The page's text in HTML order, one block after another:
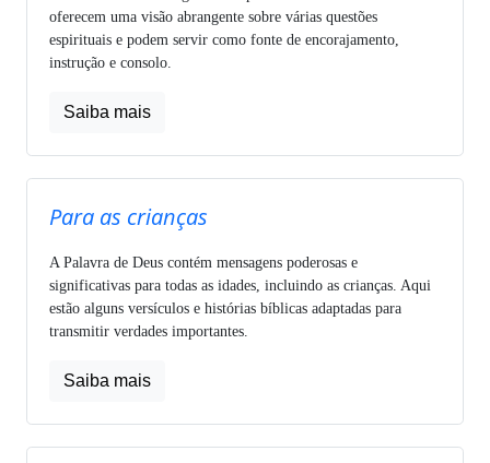
oferecem uma visão abrangente sobre várias questões
espirituais e podem servir como fonte de encorajamento,
instrução e consolo.
Saiba mais
Para as crianças
A Palavra de Deus contém mensagens poderosas e
significativas para todas as idades, incluindo as crianças. Aqui
estão alguns versículos e histórias bíblicas adaptadas para
transmitir verdades importantes.
Saiba mais